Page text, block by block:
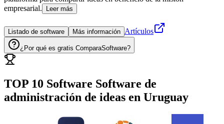
empresarial.
Leer más
Listado de software Más información Artículos
¿Por qué es gratis ComparaSoftware?
TOP 10 Software Software de
administración de ideas en Uruguay